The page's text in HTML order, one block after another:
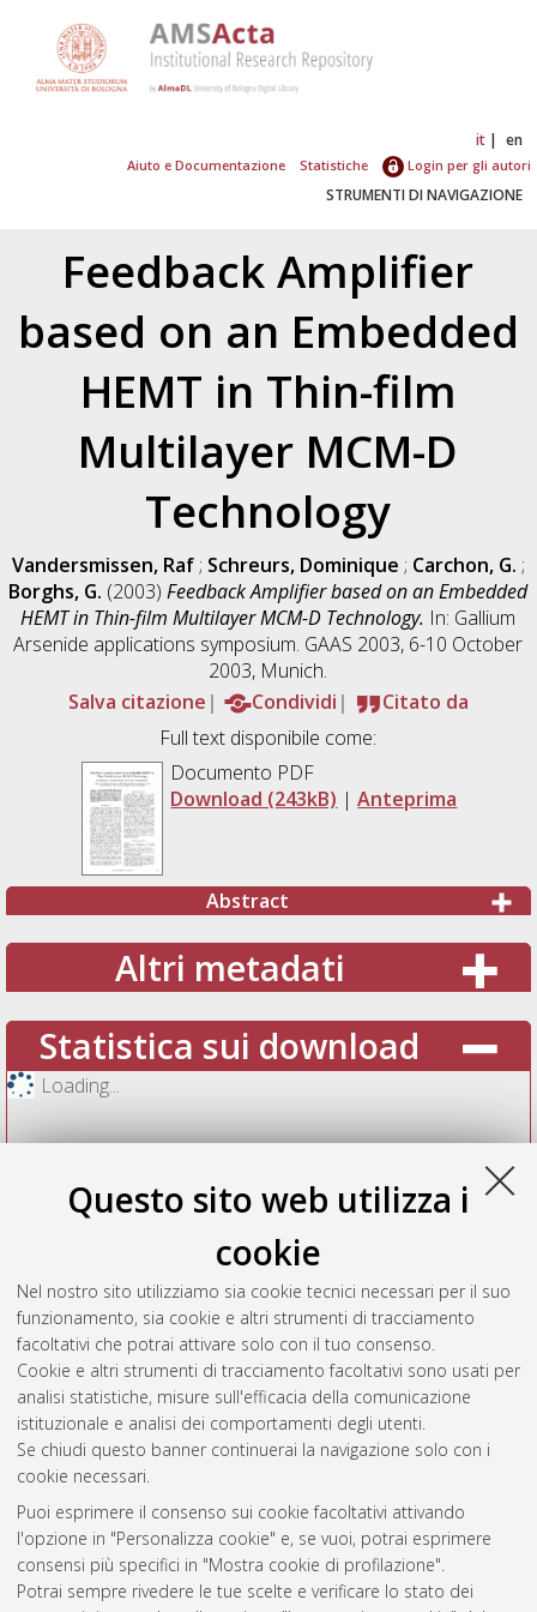
Questo sito web utilizza i
cookie
Nel nostro sito utilizziamo sia cookie tecnici necessari per il suo
funzionamento, sia cookie e altri strumenti di tracciamento
facoltativi che potrai attivare solo con il tuo consenso.
Cookie e altri strumenti di tracciamento facoltativi sono usati per
analisi statistiche, misure sull'efficacia della comunicazione
istituzionale e analisi dei comportamenti degli utenti.
Se chiudi questo banner continuerai la navigazione solo con i
cookie necessari.
Puoi esprimere il consenso sui cookie facoltativi attivando
l'opzione in "Personalizza cookie" e, se vuoi, potrai esprimere
consensi più specifici in "Mostra cookie di profilazione".
Potrai sempre rivedere le tue scelte e verificare lo stato dei
it en
Aiuto e Documentazione Statistiche Login per gli autori
STRUMENTI DI NAVIGAZIONE
Feedback Amplifier
based on an Embedded
HEMT in Thin-film
Multilayer MCM-D
Technology
Vandersmissen, Raf; Schreurs, Dominique ; Carchon, G. ;
Borghs, G. (2003)Feedback Amplifier based on an Embedded
HEMT in Thin-film Multilayer MCM-D Technology. In: Gallium
Arsenide applications symposium. GAAS 2003, 6-10 October
2003, Munich.
Salva citazione
Condividi
Citato da
Full text disponibile come:
Documento PDF
Download (243kB) |Anteprima
Abstract
Altri metadati
Statistica sui download
Loading...
Vedi altre statistiche
Gestione del documento:
Atom
AMS Acta
ISSN: 2038-7954
re3data.org -
doi.org/10.17616/R3P19R